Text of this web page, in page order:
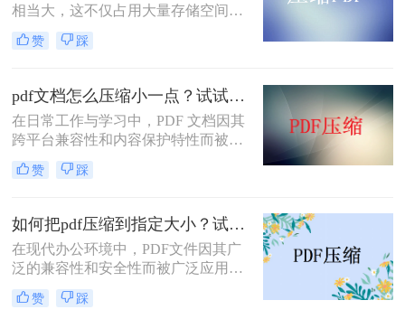
相当大，这不仅占用大量存储空间，
还可能影响传输速度。那么pdf文件怎
么压缩大小呢？本文将介绍三种有效
赞 踩
pdf文档怎么压缩小一点？试试这5个压缩方法！
在日常工作与学习中，PDF 文档因其
跨平台兼容性和内容保护特性而被广
泛使用。然而，当 PDF 文件中包含大
量高分辨率图片、内嵌字体或复杂图
不仅占用存储空间，还经常因超过邮
箱附件限制或上传耗时过长而影响办
公效率。那么PDF 文档怎么压缩小一
点呢？本文从压缩效果、操作难度、
处理速度、隐私安全四个维度，对比
五种主流压缩方案，帮助您根据实际
赞 踩
如何把pdf压缩到指定大小？试试这4种压缩方法！
在现代办公环境中，PDF文件因其广
泛的兼容性和安全性而被广泛应用。
然而，当这些文件过大时，会带来传
输不便、占用过多存储空间等问题。
赞 踩